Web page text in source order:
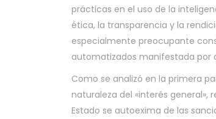
prácticas en el uso de la
ética, la transparencia y la
especialmente preocupante
automatizados manifestada por
Como se analizó en la primera
naturaleza del «interés general»,
Estado se autoexima de las